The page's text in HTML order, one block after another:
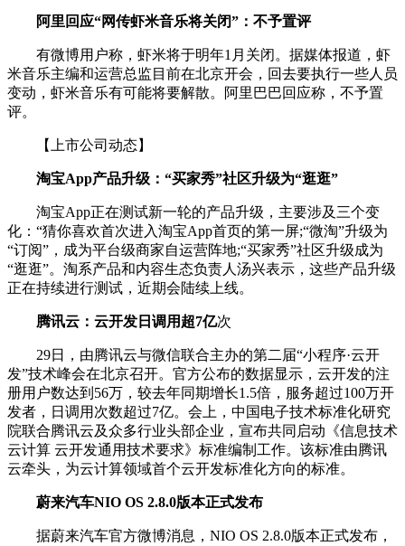
阿里回应“网传虾米音乐将关闭”：不予置评
有微博用户称，虾米将于明年1月关闭。据媒体报道，虾
米音乐主编和运营总监目前在北京开会，回去要执行一些人员
变动，虾米音乐有可能将要解散。阿里巴巴回应称，不予置
评。
【上市公司动态】
淘宝App产品升级：“买家秀”社区升级为“逛逛”
淘宝App正在测试新一轮的产品升级，主要涉及三个变
化：“猜你喜欢首次进入淘宝App首页的第一屏;“微淘”升级为
“订阅”，成为平台级商家自运营阵地;“买家秀”社区升级成为
“逛逛”。淘系产品和内容生态负责人汤兴表示，这些产品升级
正在持续进行测试，近期会陆续上线。
腾讯云：云开发日调用超7亿次
29日，由腾讯云与微信联合主办的第二届“小程序·云开
发”技术峰会在北京召开。官方公布的数据显示，云开发的注
册用户数达到56万，较去年同期增长1.5倍，服务超过100万开
发者，日调用次数超过7亿。会上，中国电子技术标准化研究
院联合腾讯云及众多行业头部企业，宣布共同启动《信息技术
云计算 云开发通用技术要求》标准编制工作。该标准由腾讯
云牵头，为云计算领域首个云开发标准化方向的标准。
蔚来汽车NIO OS 2.8.0版本正式发布
据蔚来汽车官方微博消息，NIO OS 2.8.0版本正式发布，